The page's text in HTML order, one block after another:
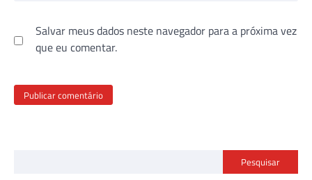
Salvar meus dados neste navegador para a próxima vez
que eu comentar.
Pesquisar